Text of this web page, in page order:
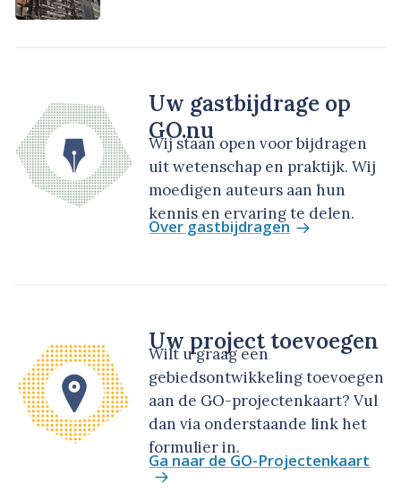
Uw gastbijdrage op
GO.nu
Wij staan open voor bijdragen
uit wetenschap en praktijk. Wij
moedigen auteurs aan hun
kennis en ervaring te delen.
Over gastbijdragen
Uw project toevoegen
Wilt u graag een
gebiedsontwikkeling toevoegen
aan de GO-projectenkaart? Vul
dan via onderstaande link het
formulier in.
Ga naar de GO-Projectenkaart